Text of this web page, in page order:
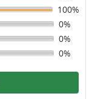
100%
0%
0%
0%